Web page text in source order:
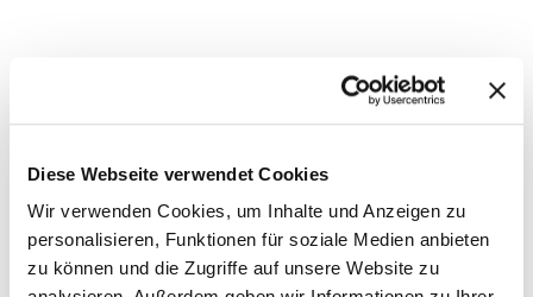
Diese Webseite verwendet Cookies
Wir verwenden Cookies, um Inhalte und Anzeigen zu
personalisieren, Funktionen für soziale Medien anbieten
zu können und die Zugriffe auf unsere Website zu
Die Neuheit verfügt über eine neue variable Spurweite
im Unterwagen, die es dem Fahrer ermöglicht, die
oder 2,45 Meter zu erweitern, um eine Reihe von
Konfigurationen für verschiedene Einsatzszenarien zu
ermöglichen – von Einsätzen in schmalen Gassen oder
Gängen bis hin zu maximaler Rundum-Stabilität an